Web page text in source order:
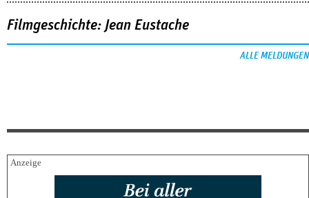
Filmgeschichte: Jean Eustache
ALLE MELDUNGEN